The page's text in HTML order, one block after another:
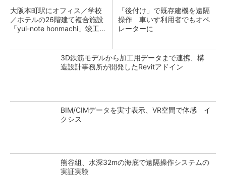
大阪本町駅にオフィス／学校
／ホテルの26階建て複合施設
「yui-note honmachi」竣工、
「後付け」で既存建機を遠隔
操作 車いす利用者でもオペ
レーターに
3D鉄筋モデルから加工用データまで連携、構
造設計事務所が開発したRevitアドイン
BIM/CIMデータを実寸表示、VR空間で体感 イ
クシス
熊谷組、水深32mの海底で遠隔操作システムの
実証実験